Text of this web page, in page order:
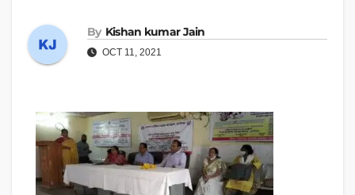
By Kishan kumar Jain
OCT 11, 2021